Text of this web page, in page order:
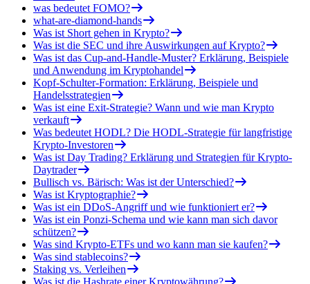
was bedeutet FOMO?
what-are-diamond-hands
Was ist Short gehen in Krypto?
Was ist die SEC und ihre Auswirkungen auf Krypto?
Was ist das Cup-and-Handle-Muster? Erklärung, Beispiele
und Anwendung im Kryptohandel
Kopf-Schulter-Formation: Erklärung, Beispiele und
Handelsstrategien
Was ist eine Exit-Strategie? Wann und wie man Krypto
verkauft
Was bedeutet HODL? Die HODL-Strategie für langfristige
Krypto-Investoren
Was ist Day Trading? Erklärung und Strategien für Krypto-
Daytrader
Bullisch vs. Bärisch: Was ist der Unterschied?
Was ist Kryptographie?
Was ist ein DDoS-Angriff und wie funktioniert er?
Was ist ein Ponzi-Schema und wie kann man sich davor
schützen?
Was sind Krypto-ETFs und wo kann man sie kaufen?
Was sind stablecoins?
Staking vs. Verleihen
Was ist die Hashrate einer Kryptowährung?